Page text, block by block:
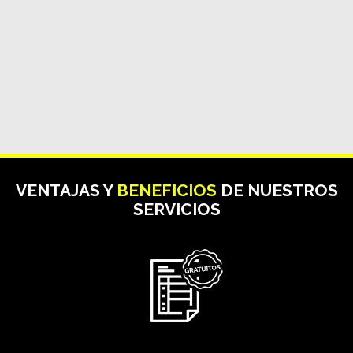
VENTAJAS Y BENEFICIOS DE NUESTROS
SERVICIOS